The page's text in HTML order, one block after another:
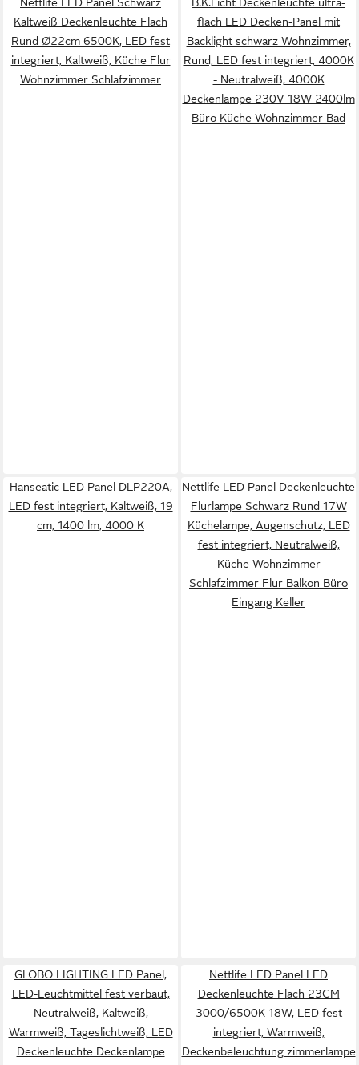
Kaltweiß Deckenleuchte Flach
Rund Ø22cm 6500K, LED fest
integriert, Kaltweiß, Küche Flur
Wohnzimmer Schlafzimmer
flach LED Decken-Panel mit
Backlight schwarz Wohnzimmer,
Rund, LED fest integriert, 4000K
- Neutralweiß, 4000K
Deckenlampe 230V 18W 2400lm
Büro Küche Wohnzimmer Bad
Hanseatic LED Panel DLP220A,
LED fest integriert, Kaltweiß, 19
cm, 1400 lm, 4000 K
Nettlife LED Panel Deckenleuchte
Flurlampe Schwarz Rund 17W
Küchelampe, Augenschutz, LED
fest integriert, Neutralweiß,
Küche Wohnzimmer
Schlafzimmer Flur Balkon Büro
Eingang Keller
GLOBO LIGHTING LED Panel,
LED-Leuchtmittel fest verbaut,
Neutralweiß, Kaltweiß,
Warmweiß, Tageslichtweiß, LED
Deckenleuchte Deckenlampe
Nettlife LED Panel LED
Deckenleuchte Flach 23CM
3000/6500K 18W, LED fest
integriert, Warmweiß,
Deckenbeleuchtung zimmerlampe